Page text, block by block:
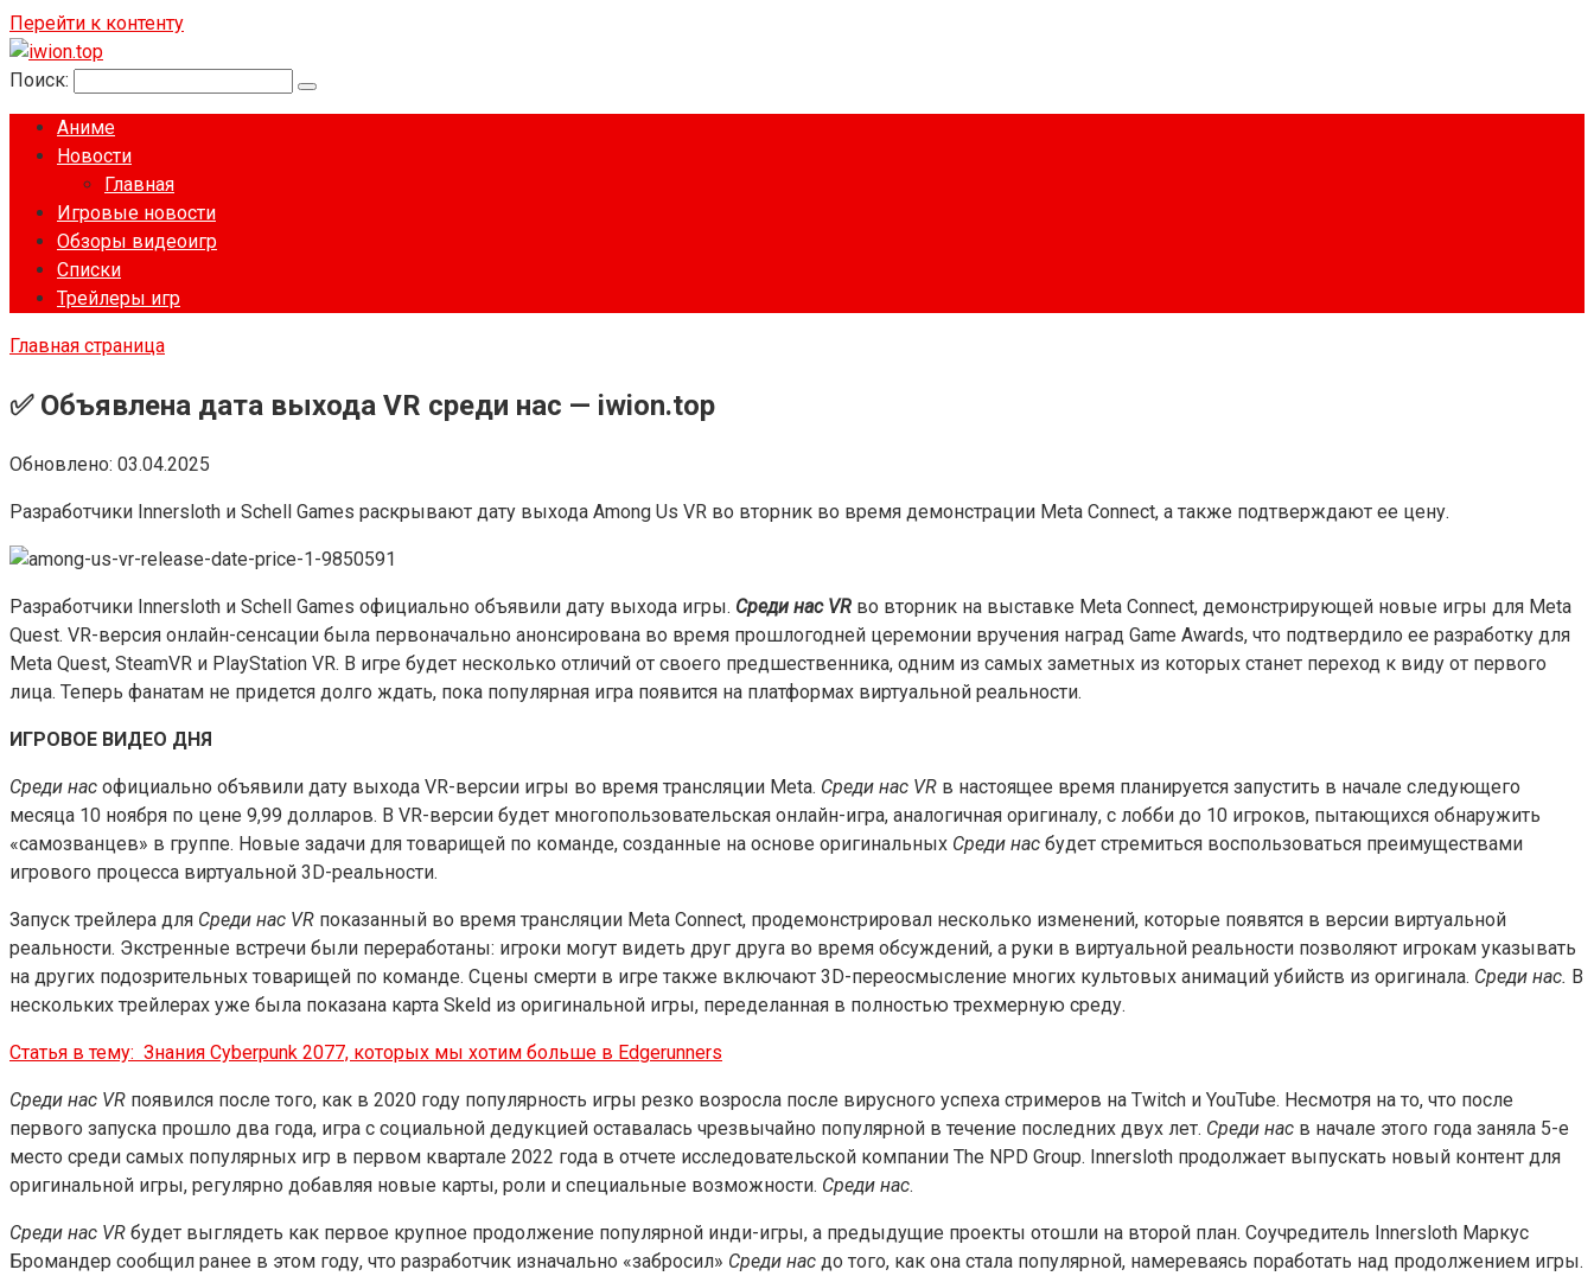
Перейти к контенту
Поиск:
Аниме
Новости
Главная
Игровые новости
Обзоры видеоигр
Списки
Трейлеры игр
Главная страница
✅ Объявлена ​​​​дата выхода VR среди нас — iwion.top
Обновлено: 03.04.2025
Разработчики Innersloth и Schell Games раскрывают дату выхода Among Us VR во вторник во время демонстрации Meta Connect, а также подтверждают ее цену.
Разработчики Innersloth и Schell Games официально объявили дату выхода игры. Среди нас VR во вторник на выставке Meta Connect, демонстрирующей новые игры для Meta
Quest. VR-версия онлайн-сенсации была первоначально анонсирована во время прошлогодней церемонии вручения наград Game Awards, что подтвердило ее разработку для
Meta Quest, SteamVR и PlayStation VR. В игре будет несколько отличий от своего предшественника, одним из самых заметных из которых станет переход к виду от первого
лица. Теперь фанатам не придется долго ждать, пока популярная игра появится на платформах виртуальной реальности.
ИГРОВОЕ ВИДЕО ДНЯ
Среди нас официально объявили дату выхода VR-версии игры во время трансляции Meta. Среди нас VR в настоящее время планируется запустить в начале следующего
месяца 10 ноября по цене 9,99 долларов. В VR-версии будет многопользовательская онлайн-игра, аналогичная оригиналу, с лобби до 10 игроков, пытающихся обнаружить
«самозванцев» в группе. Новые задачи для товарищей по команде, созданные на основе оригинальных Среди нас будет стремиться воспользоваться преимуществами
игрового процесса виртуальной 3D-реальности.
Запуск трейлера для Среди нас VR показанный во время трансляции Meta Connect, продемонстрировал несколько изменений, которые появятся в версии виртуальной
реальности. Экстренные встречи были переработаны: игроки могут видеть друг друга во время обсуждений, а руки в виртуальной реальности позволяют игрокам указывать
на других подозрительных товарищей по команде. Сцены смерти в игре также включают 3D-переосмысление многих культовых анимаций убийств из оригинала. Среди нас. В
нескольких трейлерах уже была показана карта Skeld из оригинальной игры, переделанная в полностью трехмерную среду.
Статья в тему: Знания Cyberpunk 2077, которых мы хотим больше в Edgerunners
Среди нас VR появился после того, как в 2020 году популярность игры резко возросла после вирусного успеха стримеров на Twitch и YouTube. Несмотря на то, что после
первого запуска прошло два года, игра с социальной дедукцией оставалась чрезвычайно популярной в течение последних двух лет. Среди нас в начале этого года заняла 5-е
место среди самых популярных игр в первом квартале 2022 года в отчете исследовательской компании The NPD Group. Innersloth продолжает выпускать новый контент для
оригинальной игры, регулярно добавляя новые карты, роли и специальные возможности. Среди нас.
Среди нас VR будет выглядеть как первое крупное продолжение популярной инди-игры, а предыдущие проекты отошли на второй план. Соучредитель Innersloth Маркус
Бромандер сообщил ранее в этом году, что разработчик изначально «забросил» Среди нас до того, как она стала популярной, намереваясь поработать над продолжением игры.